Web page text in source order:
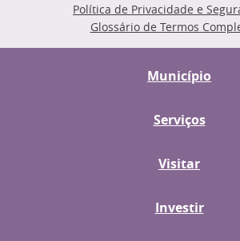
Política de Privacidade e
Glossário de Termos
Município
Serviços
Visitar
Investir